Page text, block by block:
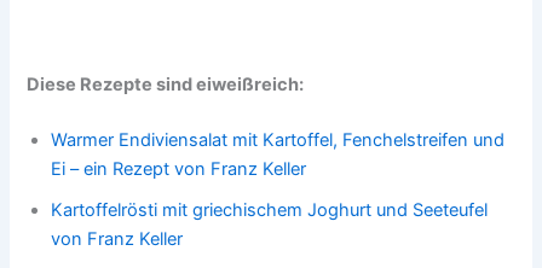
Diese Rezepte sind eiweißreich:
Warmer Endiviensalat mit Kartoffel, Fenchelstreifen und
Ei – ein Rezept von Franz Keller
Kartoffelrösti mit griechischem Joghurt und Seeteufel
von Franz Keller